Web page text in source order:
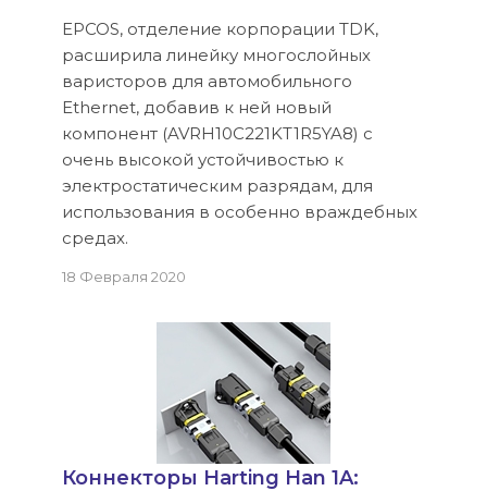
EPCOS, отделение корпорации TDK,
расширила линейку многослойных
варисторов для автомобильного
Ethernet, добавив к ней новый
компонент (AVRH10C221KT1R5YA8) с
очень высокой устойчивостью к
электростатическим разрядам, для
использования в особенно враждебных
средах.
18 Февраля 2020
Коннекторы Harting Han 1A: